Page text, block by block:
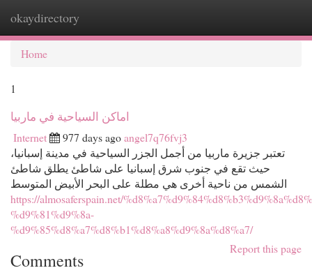
okaydirectory
Home
1
اماكن السياحية في ماربيا
Internet 977 days agoangel7q76fvj3
تعتبر جزيرة ماربيا من أجمل الجزر السياحية في مدينة إسبانيا،
حيث تقع في جنوب شرق إسبانيا على شاطئ يطلق شاطئ
الشمس من ناحية أخرى هي مطلة على البحر الأبيض المتوسط
https://almosaferspain.net/
%d9%81%d9%8a-
%d9%85%d8%a7%d8%b1%d8%a8%d9%8a%d8%a7/
Report this page
Comments